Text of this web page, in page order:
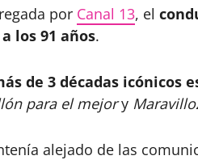
por Canal 13, el
los 91 años.
de 3 décadas icónicos
para el mejory
alejado de las